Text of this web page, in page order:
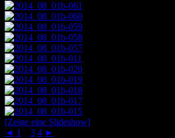
[Zeige eine Slideshow]
◄ 1 3 4 ►